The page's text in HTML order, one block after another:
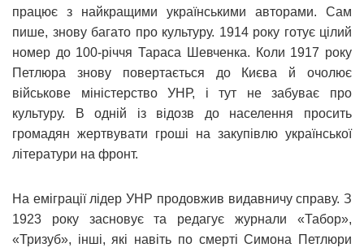
працює з найкращими українськими авторами. Сам
пише, знову багато про культуру. 1914 року готує цілий
номер до 100-річчя Тараса Шевченка. Коли 1917 року
Петлюра знову повертається до Києва й очолює
військове міністерство УНР, і тут не забуває про
культуру. В одній із відозв до населення просить
громадян жертвувати гроші на закупівлю української
літератури на фронт.
На еміграції лідер УНР продовжив видавничу справу. З
1923 року засновує та редагує журнали «Табор»,
«Тризуб», інші, які навіть по смерті Симона Петлюри